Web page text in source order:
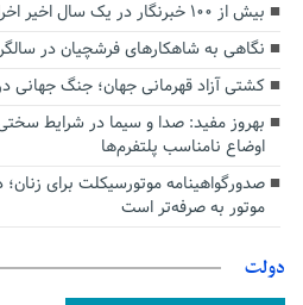
بیش از ۱۰۰ خبرنگار در یک سال اخیر اخراج شدند
نگاهی به شاهکارهای فرشچیان در
کشتی آزاد قهرمانی جهان؛ جنگ جهانی
بهروز مفید: صدا و سیما در شرایط
اوضاع نامناسب پلتفرم‌ها
صدورگواهینامه موتورسیکلت برای زنان؛
موتور به‌ صرفه‌تر است
دولت